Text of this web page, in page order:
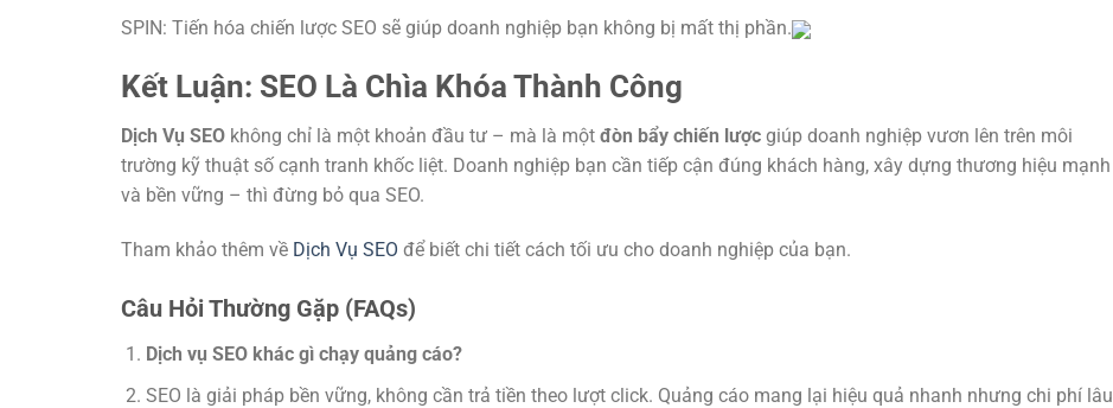
SPIN: Tiến hóa chiến lược SEO sẽ giúp doanh nghiệp bạn không bị mất thị phần.
Kết Luận: SEO Là Chìa Khóa Thành Công
Dịch Vụ SEO không chỉ là một khoản đầu tư – mà là một đòn bẩy chiến lược giúp doanh nghiệp vươn lên trên môi
trường kỹ thuật số cạnh tranh khốc liệt. Doanh nghiệp bạn cần tiếp cận đúng khách hàng, xây dựng thương hiệu mạnh
và bền vững – thì đừng bỏ qua SEO.
Tham khảo thêm về Dịch Vụ SEO để biết chi tiết cách tối ưu cho doanh nghiệp của bạn.
Câu Hỏi Thường Gặp (FAQs)
Dịch vụ SEO khác gì chạy quảng cáo?
SEO là giải pháp bền vững, không cần trả tiền theo lượt click. Quảng cáo mang lại hiệu quả nhanh nhưng chi phí lâu